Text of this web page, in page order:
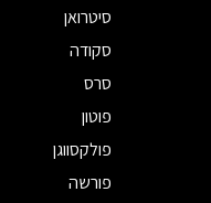
סיטרואן
סקודה
סרס
פוטון
פולקסווגן
פורשה